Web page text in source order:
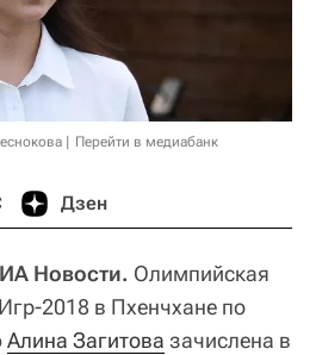
Перейти в медиабанк
Дзен
Новости. Олимпийская
2018 в Пхенчхане по
Алина Загитова зачислена в